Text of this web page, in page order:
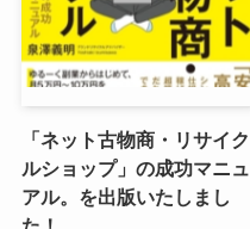
「ネット古物商・リサイク
ルショップ」の成功マニュ
アル。を出版いたしまし